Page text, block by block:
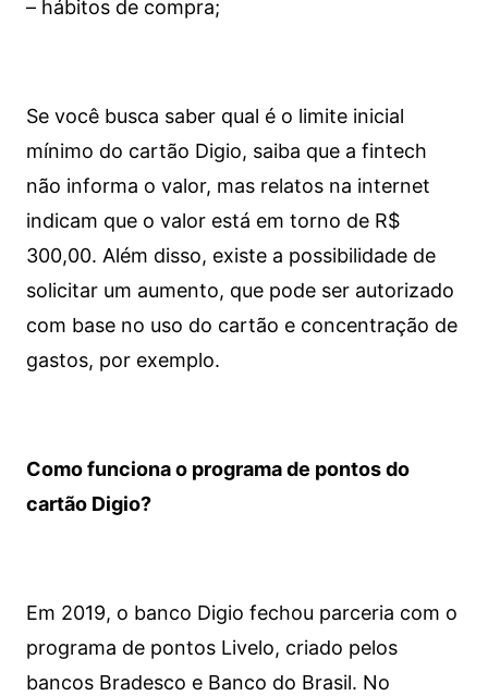
– hábitos de compra;
Se você busca saber qual é o limite inicial
mínimo do cartão Digio, saiba que a fintech
não informa o valor, mas relatos na internet
indicam que o valor está em torno de R$
300,00. Além disso, existe a possibilidade de
solicitar um aumento, que pode ser autorizado
com base no uso do cartão e concentração de
gastos, por exemplo.
Como funciona o programa de pontos do
cartão Digio?
Em 2019, o banco Digio fechou parceria com o
programa de pontos Livelo, criado pelos
bancos Bradesco e Banco do Brasil. No